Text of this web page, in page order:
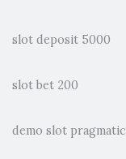
slot deposit 5000
slot bet 200
demo slot pragmatic